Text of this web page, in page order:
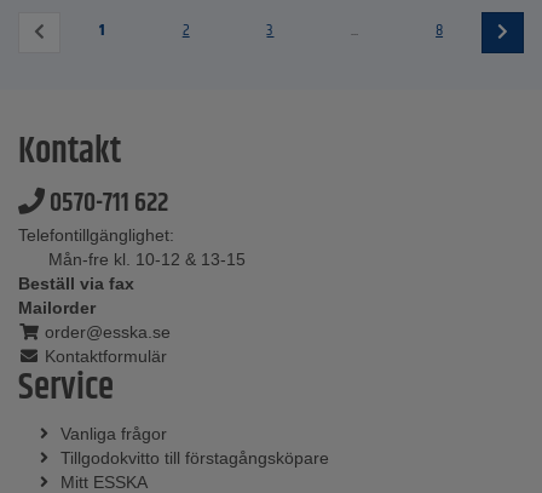
1 2 3 ... 8
Kontakt
0570-711 622
Telefontillgänglighet:
Mån-fre kl. 10-12 & 13-15
Beställ via fax
Mailorder
order@esska.se
Kontaktformulär
Service
Vanliga frågor
Tillgodokvitto till förstagångsköpare
Mitt ESSKA